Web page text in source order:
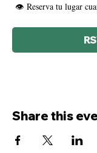
👁 Reserva tu lugar
Share this